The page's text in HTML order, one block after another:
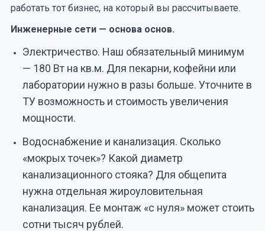
работать тот бизнес, на который вы рассчитываете.
Инженерные сети — основа основ.
Электричество. Наш обязательный минимум
— 180 Вт на кв.м. Для пекарни, кофейни или
лаборатории нужно в разы больше. Уточните в
ТУ возможность и стоимость увеличения
мощности.
Водоснабжение и канализация. Сколько
«мокрых точек»? Какой диаметр
канализационного стояка? Для общепита
нужна отдельная жироуловительная
канализация. Ее монтаж «с нуля» может стоить
сотни тысяч рублей.